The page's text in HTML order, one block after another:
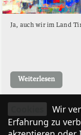
Ja, auch wir im Land
Weiterlesen
Wir
Erfahrung zu